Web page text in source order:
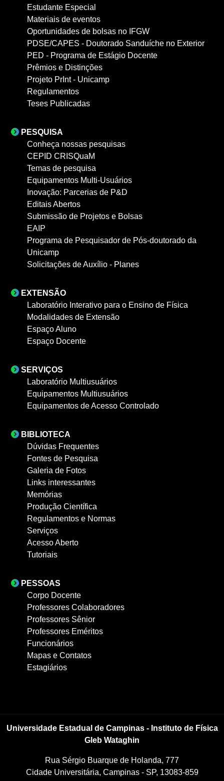
Estudante Especial
Materiais de eventos
Oportunidades de bolsas no IFGW
PDSE/CAPES - Doutorado Sanduíche no Exterior
PED - Programa de Estágio Docente
Prêmios e Distinções
Projeto PrInt - Unicamp
Regulamentos
Teses Publicadas
PESQUISA
Conheça nossas pesquisas
CEPID CRISQuaM
Temas de pesquisa
Equipamentos Multi-Usuários
Inovação: Parcerias de P&D
Editais Abertos
Submissão de Projetos e Bolsas
EAIP
Programa de Pesquisador de Pós-doutorado da
Unicamp
Solicitações de Auxílio - Planes
EXTENSÃO
Laboratório Interativo para o Ensino de Física
Modalidades de Extensão
Espaço Aluno
Espaço Docente
SERVIÇOS
Laboratório Multiusuários
Equipamentos Multiusuários
Equipamentos de Acesso Controlado
BIBLIOTECA
Dúvidas Frequentes
Fontes de Pesquisa
Galeria de Fotos
Links interessantes
Memórias
Produção Científica
Regulamentos e Normas
Serviços
Acesso Aberto
Tutoriais
PESSOAS
Corpo Docente
Professores Colaboradores
Professores Sênior
Professores Eméritos
Funcionários
Mapas e Contatos
Estagiários
Universidade Estadual de Campinas - Instituto de Física
Gleb Wataghin
Rua Sérgio Buarque de Holanda, 777
Cidade Universitária, Campinas - SP, 13083-859